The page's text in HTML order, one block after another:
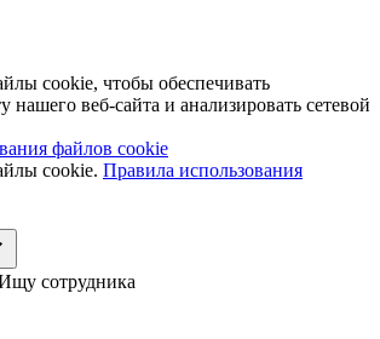
cookie, чтобы обеспечивать
нашего веб-сайта и анализировать сетевой
файлов cookie
cookie. Правила использования
сотрудника